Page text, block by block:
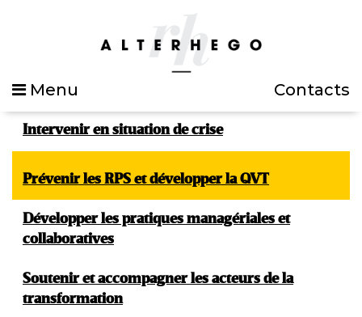
Menu Contacts
Intervenir en situation de crise
Prévenir les RPS et développer la QVT
Développer les pratiques managériales et
collaboratives
Soutenir et accompagner les acteurs de la
transformation